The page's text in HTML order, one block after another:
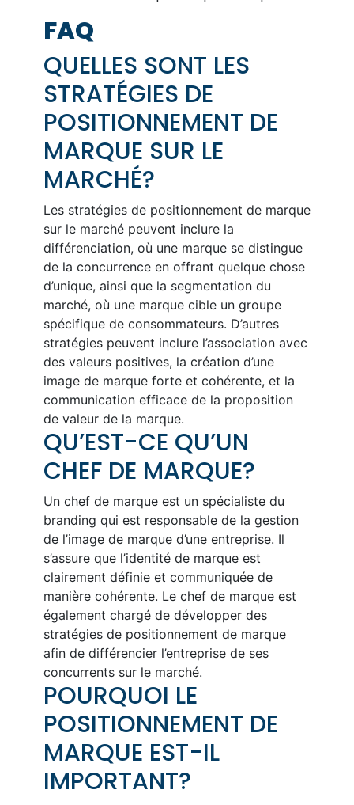
FAQ
QUELLES SONT LES
STRATÉGIES DE
POSITIONNEMENT DE
MARQUE SUR LE
MARCHÉ?
Les stratégies de positionnement de marque
sur le marché peuvent inclure la
différenciation, où une marque se distingue
de la concurrence en offrant quelque chose
d’unique, ainsi que la segmentation du
marché, où une marque cible un groupe
spécifique de consommateurs. D’autres
stratégies peuvent inclure l’association avec
des valeurs positives, la création d’une
image de marque forte et cohérente, et la
communication efficace de la proposition
de valeur de la marque.
QU’EST-CE QU’UN
CHEF DE MARQUE?
Un chef de marque est un spécialiste du
branding qui est responsable de la gestion
de l’image de marque d’une entreprise. Il
s’assure que l’identité de marque est
clairement définie et communiquée de
manière cohérente. Le chef de marque est
également chargé de développer des
stratégies de positionnement de marque
afin de différencier l’entreprise de ses
concurrents sur le marché.
POURQUOI LE
POSITIONNEMENT DE
MARQUE EST-IL
IMPORTANT?